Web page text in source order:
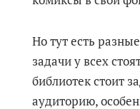
Но тут есть
задачи у всех
библиотек стоит
аудиторию,